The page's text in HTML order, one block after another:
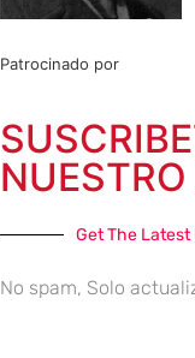
Patrocinado por
Get The Latest
No spam, Solo